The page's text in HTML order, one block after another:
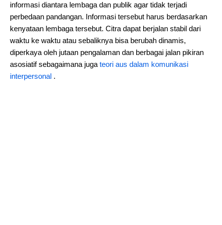
informasi diantara lembaga dan publik agar tidak terjadi
perbedaan pandangan. Informasi tersebut harus berdasarkan
kenyataan lembaga tersebut. Citra dapat berjalan stabil dari
waktu ke waktu atau sebaliknya bisa berubah dinamis,
diperkaya oleh jutaan pengalaman dan berbagai jalan pikiran
asosiatif sebagaimana juga teori aus dalam komunikasi
interpersonal .